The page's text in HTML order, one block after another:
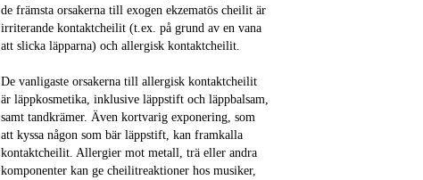
de främsta orsakerna till exogen ekzematös cheilit är
irriterande kontaktcheilit (t.ex. på grund av en vana
att slicka läpparna) och allergisk kontaktcheilit.
De vanligaste orsakerna till allergisk kontaktcheilit
är läppkosmetika, inklusive läppstift och läppbalsam,
samt tandkrämer. Även kortvarig exponering, som
att kyssa någon som bär läppstift, kan framkalla
kontaktcheilit. Allergier mot metall, trä eller andra
komponenter kan ge cheilitreaktioner hos musiker,